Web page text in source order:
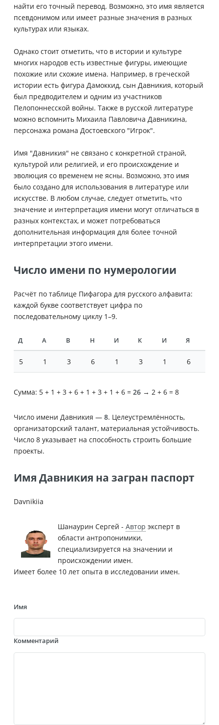
найти его точный перевод. Возможно, это имя является
псевдонимом или имеет разные значения в разных
культурах или языках.
Однако стоит отметить, что в истории и культуре
многих народов есть известные фигуры, имеющие
похожие или схожие имена. Например, в греческой
истории есть фигура Дамоккид, сын Давникия, который
был предводителем и одним из участников
Пелопоннесской войны. Также в русской литературе
можно вспомнить Михаила Павловича Давникина,
персонажа романа Достоевского "Игрок".
Имя "Давникия" не связано с конкретной страной,
культурой или религией, и его происхождение и
эволюция со временем не ясны. Возможно, это имя
было создано для использования в литературе или
искусстве. В любом случае, следует отметить, что
значение и интерпретация имени могут отличаться в
разных контекстах, и может потребоваться
дополнительная информация для более точной
интерпретации этого имени.
Число имени по нумерологии
Расчёт по таблице Пифагора для русского алфавита:
каждой букве соответствует цифра по
последовательному циклу 1–9.
Д А В Н И К И Я
5 1 3 6 1 3 1 6
Сумма: 5 + 1 + 3 + 6 + 1 + 3 + 1 + 6 = 26 → 2 + 6 = 8
Число имени Давникия — 8. Целеустремлённость,
организаторский талант, материальная устойчивость.
Число 8 указывает на способность строить большие
проекты.
Имя Давникия на загран паспорт
Davnikiia
Шанаурин Сергей - Автор эксперт в
области антропонимики,
специализируется на значении и
происхождении имен.
Имеет более 10 лет опыта в исследовании имен.
Имя
Комментарий